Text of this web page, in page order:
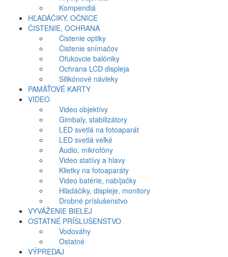
Kompendiá
HĽADÁČIKY, OČNICE
ČISTENIE, OCHRANA
Čistenie optiky
Čistenie snímačov
Ofukovcie balóniky
Ochrana LCD displeja
Silikónové návleky
PAMÄŤOVÉ KARTY
VIDEO
Video objektívy
Gimbaly, stabilizátory
LED svetlá na fotoaparát
LED svetlá veľké
Audio, mikrofóny
Video statívy a hlavy
Klietky na fotoaparáty
Video batérie, nabíjačky
Hľadáčiky, displeje, monitory
Drobné príslušenstvo
VYVÁŽENIE BIELEJ
OSTATNÉ PRÍSLUŠENSTVO
Vodováhy
Ostatné
VÝPREDAJ